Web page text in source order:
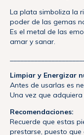
La plata simboliza la
poder de las gemas
Es el metal de las
amar y sanar.
Limpiar y Energizar
Antes de usarlas es
Una vez que
Recomendaciones:
Recuerde que estas
prestarse, puesto que